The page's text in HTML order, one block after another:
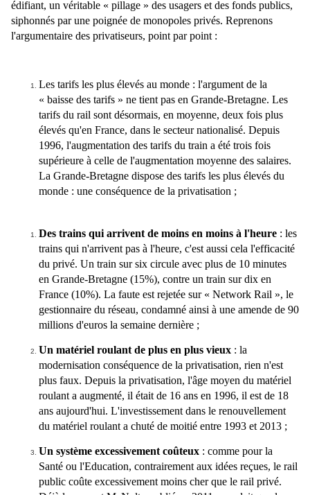
édifiant, un véritable « pillage » des usagers et des fonds publics,
siphonnés par une poignée de monopoles privés. Reprenons
l'argumentaire des privatiseurs, point par point :
Les tarifs les plus élevés au monde : l'argument de la
« baisse des tarifs » ne tient pas en Grande-Bretagne. Les
tarifs du rail sont désormais, en moyenne, deux fois plus
élevés qu'en France, dans le secteur nationalisé. Depuis
1996, l'augmentation des tarifs du train a été trois fois
supérieure à celle de l'augmentation moyenne des salaires.
La Grande-Bretagne dispose des tarifs les plus élevés du
monde : une conséquence de la privatisation ;
Des trains qui arrivent de moins en moins à l'heure : les
trains qui n'arrivent pas à l'heure, c'est aussi cela l'efficacité
du privé. Un train sur six circule avec plus de 10 minutes
en Grande-Bretagne (15%), contre un train sur dix en
France (10%). La faute est rejetée sur « Network Rail », le
gestionnaire du réseau, condamné ainsi à une amende de 90
millions d'euros la semaine dernière ;
Un matériel roulant de plus en plus vieux : la
modernisation conséquence de la privatisation, rien n'est
plus faux. Depuis la privatisation, l'âge moyen du matériel
roulant a augmenté, il était de 16 ans en 1996, il est de 18
ans aujourd'hui. L'investissement dans le renouvellement
du matériel roulant a chuté de moitié entre 1993 et 2013 ;
Un système excessivement coûteux : comme pour la
Santé ou l'Education, contrairement aux idées reçues, le rail
public coûte excessivement moins cher que le rail privé.